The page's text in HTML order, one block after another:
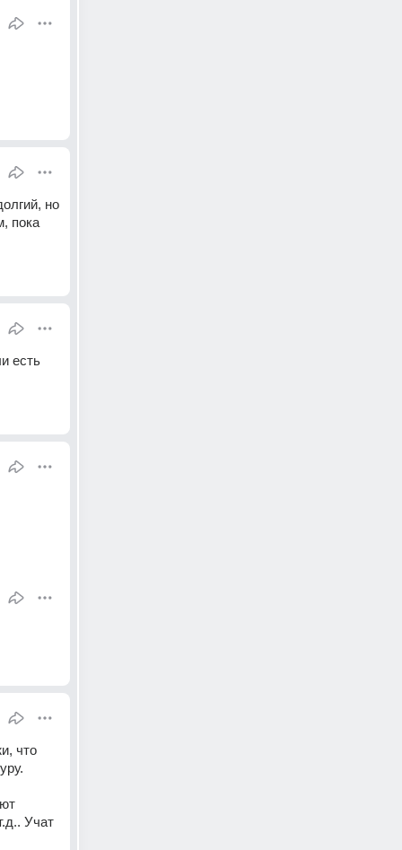
но
пока
есть
что
Учат